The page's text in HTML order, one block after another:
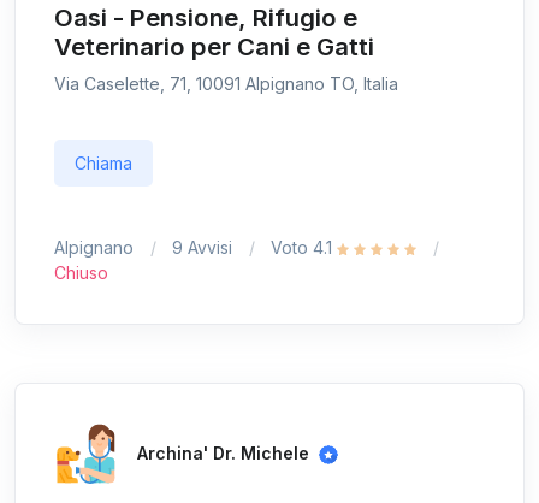
Oasi - Pensione, Rifugio e
Veterinario per Cani e Gatti
Via Caselette, 71, 10091 Alpignano TO, Italia
Chiama
Alpignano 9 Avvisi
Voto 4.1
Chiuso
Archina' Dr. Michele